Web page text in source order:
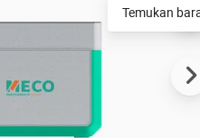
Temukan